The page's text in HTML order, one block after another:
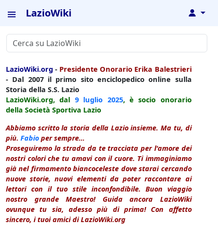
LazioWiki ↓
LazioWiki.org - Presidente Onorario Erika Balestrieri
- Dal 2007 il primo sito enciclopedico online sulla
Storia della S.S. Lazio
LazioWiki.org, dal 9 luglio 2025, è socio onorario
della Società Sportiva Lazio
Abbiamo scritto la storia della Lazio insieme. Ma tu, di
più. Fabio per sempre...
Proseguiremo la strada da te tracciata per l'amore dei
nostri colori che tu amavi con il cuore. Ti immaginiamo
già nel firmamento biancoceleste dove starai cercando
nuove storie, nuovi elementi da poter raccontare ai
lettori con il tuo stile inconfondibile. Buon viaggio
nostro grande Maestro! Guida ancora LazioWiki
ovunque tu sia, adesso più di prima! Con affetto
sincero, i tuoi amici di LazioWiki.org